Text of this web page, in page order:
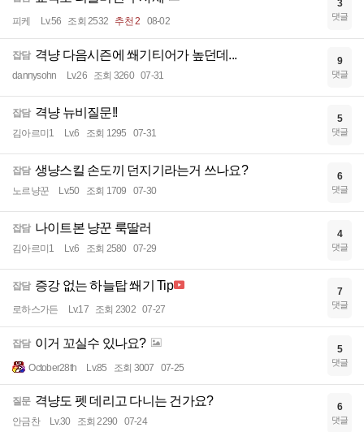
피케 Lv.56 조회 2532 추천 2 08-02
3
댓글
잡담 격냥 다음시즌에 쐐기티어가 높던데...
dannysohn Lv.26 조회 3260 07-31
9
댓글
잡담 격냥 뉴비질문!!
김아르미1 Lv.6 조회 1295 07-31
5
댓글
잡담 생냥스킬 손도끼 던지기라는거 쓰나요?
노르냥꾼 Lv.50 조회 1709 07-30
6
댓글
잡담 나이트본 냥꾼 룩딸러
김아르미1 Lv.6 조회 2580 07-29
4
댓글
잡담 증강 없는 하늘탑 쐐기 Tip
로하스가든 Lv.17 조회 2302 07-27
7
댓글
잡담 이거 꼬실수 있나요?
October28th Lv.85 조회 3007 07-25
5
댓글
질문 격냥도 펫 데리고 다니는 건가요?
안금찬 Lv.30 조회 2290 07-24
6
댓글